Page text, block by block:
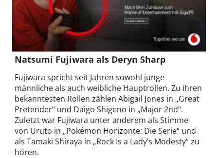
Natsumi Fujiwara als Deryn Sharp
Fujiwara spricht seit Jahren sowohl junge
männliche als auch weibliche Hauptrollen. Zu ihren
bekanntesten Rollen zählen Abigail Jones in „Great
Pretender“ und Daigo Shigeno in „Major 2nd“.
Zuletzt war Fujiwara unter anderem als Stimme
von Uruto in „Pokémon Horizonte: Die Serie“ und
als Tamaki Shiraya in „Rock Is a Lady’s Modesty“ zu
hören.